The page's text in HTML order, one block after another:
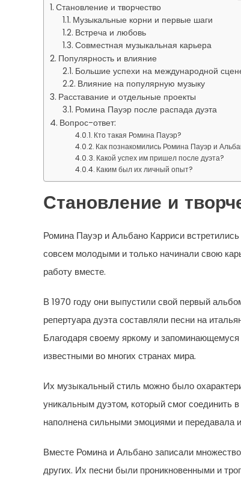
Становление и творчество
Музыкальные корни и первые шаги
Встреча и любовь
Совместная музыкальная карьера
Популярность и влияние
Большие успехи на международной
Влияние на популярную музыку
Расставание и отдельные проекты
Ромина Пауэр после распада дуэта
Вопрос-ответ:
Кто такая Ромина Пауэр?
Как познакомились Ромина Пауэр и
Какой успех им пришел после дуэта?
Каким был их личный опыт?
Становление и
Ромина Пауэр и Альбано Карриси
совсем молодыми и только начинали свою
работу вместе.
В 1970 году они выпустили свой первый
репертуара дуэта составляли песни на
Благодаря своему яркому и
известными во многих странах мира.
Их музыкальный стиль можно было
уникальным дуэтом, который смог соединить
наполнена сильными эмоциями и передавала
Вместе Ромина и Альбано записали
других. Их песни были проникновенными и